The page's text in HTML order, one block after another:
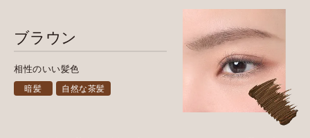
ブラウン
相性のいい髪色
暗髪 自然な茶髪